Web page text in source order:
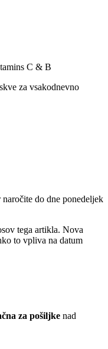
C & B
za vsakodnevno
do dne ponedeljek
tega artikla. Nova
to vpliva na datum
za pošiljke nad